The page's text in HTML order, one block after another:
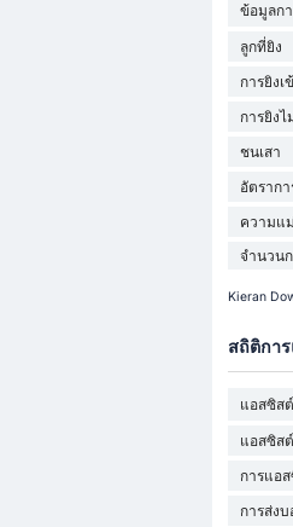
ข้อมูลกา
ลูกที่ยิง
การยิงเ
การยิงไ
ชนเสา
อัตราก
ความแ
จำนวน
Kieran
สถิติกา
แอสซิส
แอสซิสต์
การแอ
การส่งบ